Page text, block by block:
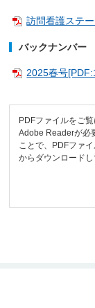
訪問看護ステ
バックナンバー
2025春号
PDFファイルをご
Adobe Readerが必
ことで、PDFファ
からダウンロードし